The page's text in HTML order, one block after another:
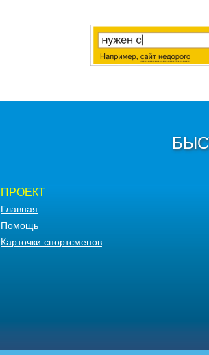
ПРОЕКТ
Главная
Помощь
Карточки спортсменов